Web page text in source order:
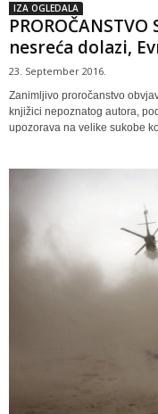
IZA OGLEDALA
PROROČANSTVO
nesreća dolazi,
23. September 2016.
Zanimljivo proročanstvo
knjižici nepoznatog autora,
upozorava na velike sukobe